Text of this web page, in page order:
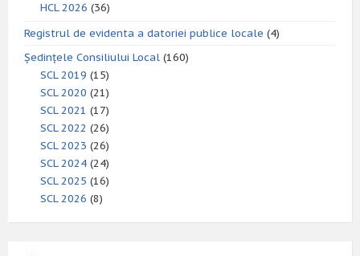
HCL 2026 (36)
Registrul de evidenta a datoriei publice locale (4)
Ședințele Consiliului Local (160)
SCL 2019 (15)
SCL 2020 (21)
SCL 2021 (17)
SCL 2022 (26)
SCL 2023 (26)
SCL 2024 (24)
SCL 2025 (16)
SCL 2026 (8)